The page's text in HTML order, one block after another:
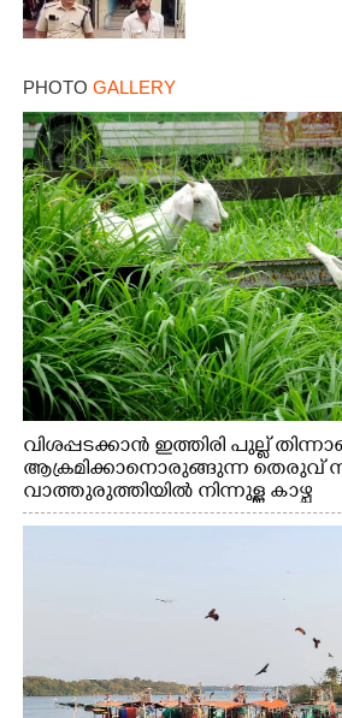
PHOTO GALLERY
വിശപ്പടക്കാൻ ഇത്തിരി പുല്ല്
ആക്രമിക്കാനൊരുങ്ങുന്ന തെരുവ്
വാത്തുരുത്തിയിൽ നിന്നുള്ള കാഴ്ച